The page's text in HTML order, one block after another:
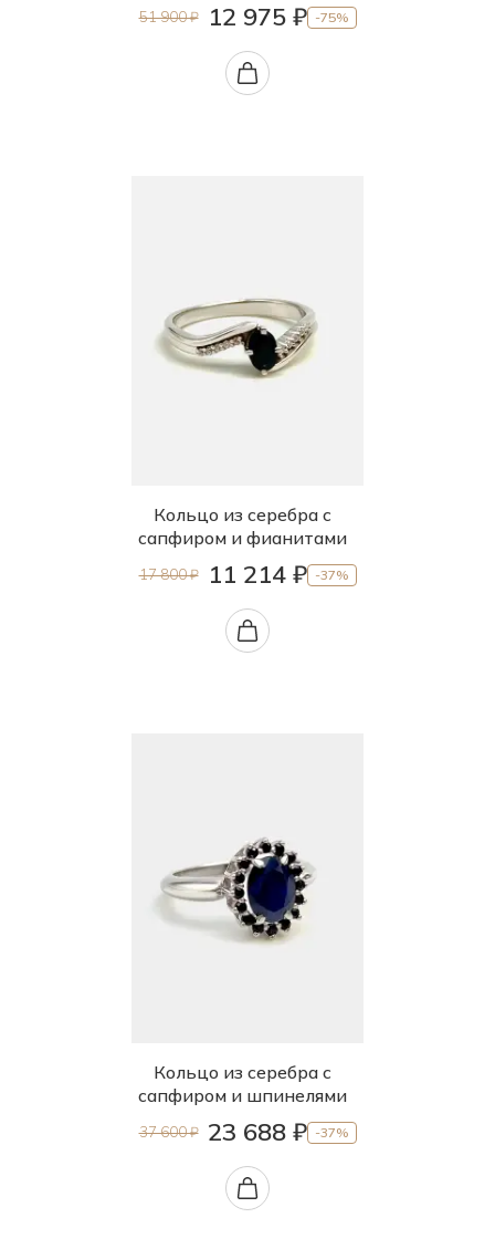
51 900 ₽ 12 975 ₽ -75%
Кольцо из серебра с
сапфиром и фианитами
17 800 ₽ 11 214 ₽ -37%
Кольцо из серебра с
сапфиром и шпинелями
37 600 ₽ 23 688 ₽ -37%